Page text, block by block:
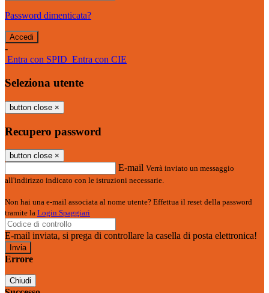
Password dimenticata?
-
Entra con SPID Entra con CIE
Seleziona utente
button close ×
Recupero password
button close ×
E-mail Verrà inviato un messaggio
all'indirizzo indicato con le istruzioni necessarie.
Non hai una e-mail associata al nome utente? Effettua il reset della password
tramite la Login Spaggiari
E-mail inviata, si prega di controllare la casella di posta elettronica!
Errore
Chiudi